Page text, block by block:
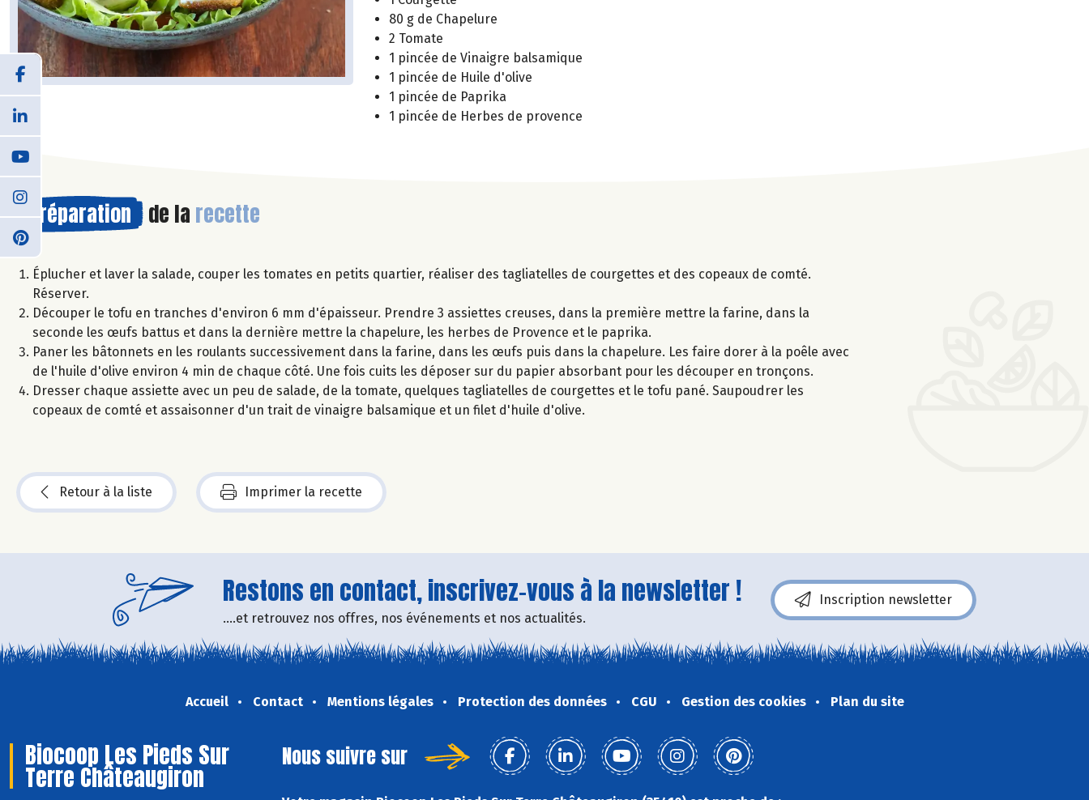
80 g de Chapelure
2 Tomate
1 pincée de Vinaigre balsamique
1 pincée de Huile d'olive
1 pincée de Paprika
1 pincée de Herbes de provence
Préparation de la recette
Éplucher et laver la salade, couper les tomates en petits quartier, réaliser des tagliatelles de courgettes et des copeaux de comté.
Réserver.
Découper le tofu en tranches d'environ 6 mm d'épaisseur. Prendre 3 assiettes creuses, dans la première mettre la farine, dans la
seconde les œufs battus et dans la dernière mettre la chapelure, les herbes de Provence et le paprika.
Paner les bâtonnets en les roulants successivement dans la farine, dans les œufs puis dans la chapelure. Les faire dorer à la poêle avec
de l'huile d'olive environ 4 min de chaque côté. Une fois cuits les déposer sur du papier absorbant pour les découper en tronçons.
Dresser chaque assiette avec un peu de salade, de la tomate, quelques tagliatelles de courgettes et le tofu pané. Saupoudrer les
copeaux de comté et assaisonner d'un trait de vinaigre balsamique et un filet d'huile d'olive.
Retour à la liste Imprimer la recette
Restons en contact, inscrivez-vous à la newsletter !
....et retrouvez nos offres, nos événements et nos actualités.
Inscription newsletter
Accueil Contact Mentions légales Protection des données CGU Gestion des cookies Plan du site
Biocoop Les Pieds Sur
Terre Châteaugiron
Nous suivre sur